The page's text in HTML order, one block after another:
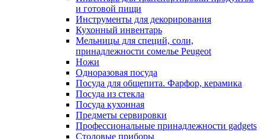
и готовой пищи
Инструменты для декорирования
Кухонный инвентарь
Мельницы для специй, соли,
принадлежности сомелье Peugeot
Ножи
Одноразовая посуда
Посуда для общепита. Фарфор, керамика
Посуда из стекла
Посуда кухонная
Предметы сервировки
Профессиональные принадлежности gadgets
Столовые приборы